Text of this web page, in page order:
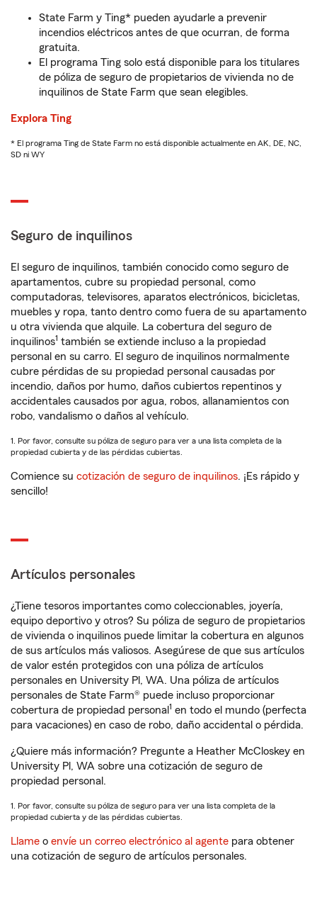
State Farm y Ting* pueden ayudarle a prevenir
incendios eléctricos antes de que ocurran, de forma
gratuita.
El programa Ting solo está disponible para los titulares
de póliza de seguro de propietarios de vivienda no de
inquilinos de State Farm que sean elegibles.
Explora Ting
* El programa Ting de State Farm no está disponible actualmente en AK, DE, NC,
SD ni WY
Seguro de inquilinos
El seguro de inquilinos, también conocido como seguro de
apartamentos, cubre su propiedad personal, como
computadoras, televisores, aparatos electrónicos, bicicletas,
muebles y ropa, tanto dentro como fuera de su apartamento
u otra vivienda que alquile. La cobertura del seguro de
inquilinos1 también se extiende incluso a la propiedad
personal en su carro. El seguro de inquilinos normalmente
cubre pérdidas de su propiedad personal causadas por
incendio, daños por humo, daños cubiertos repentinos y
accidentales causados por agua, robos, allanamientos con
robo, vandalismo o daños al vehículo.
1. Por favor, consulte su póliza de seguro para ver a una lista completa de la
propiedad cubierta y de las pérdidas cubiertas.
Comience su cotización de seguro de inquilinos. ¡Es rápido y
sencillo!
Artículos personales
¿Tiene tesoros importantes como coleccionables, joyería,
equipo deportivo y otros? Su póliza de seguro de propietarios
de vivienda o inquilinos puede limitar la cobertura en algunos
de sus artículos más valiosos. Asegúrese de que sus artículos
de valor estén protegidos con una póliza de artículos
personales en University Pl, WA. Una póliza de artículos
personales de State Farm® puede incluso proporcionar
cobertura de propiedad personal 1 en todo el mundo (perfecta
para vacaciones) en caso de robo, daño accidental o pérdida.
¿Quiere más información? Pregunte a Heather McCloskey en
University Pl, WA sobre una cotización de seguro de
propiedad personal.
1. Por favor, consulte su póliza de seguro para ver una lista completa de la
propiedad cubierta y de las pérdidas cubiertas.
Llame o envíe un correo electrónico al agente para obtener
una cotización de seguro de artículos personales.